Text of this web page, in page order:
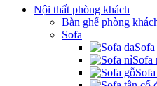
Nội thất phòng khách
Bàn ghế phòng
Sofa
Sofa
Sofa